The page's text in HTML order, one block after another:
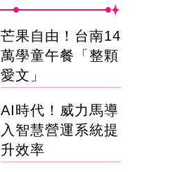
芒果自由！台南14
萬學童午餐「整顆
愛文」
AI時代！威力馬導
入智慧營運系統提
升效率